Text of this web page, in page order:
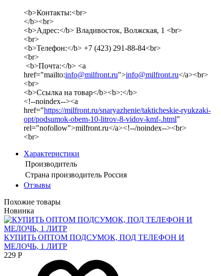
<b>Контакты:<br>
</b><br>
<b>Адрес:</b> Владивосток, Волжская, 1 <br>
<br>
<b>Телефон:</b> +7 (423) 291-88-84<br>
<br>
<b>Почта:</b> <a
href="mailto:info@milfront.ru">info@milfront.ru</a><br>
<br>
<b>Ссылка на товар</b><b>:</b>
<!--noindex--><a
href="https://milfront.ru/snaryazhenie/takticheskie-ryukzaki-
opt/podsumok-obem-10-litrov-8-vidov-kmf-.html"
rel="nofollow">milfront.ru</a><!--/noindex--><br>
<br>
Характеристики
Производитель
Страна производитель Россия
Отзывы
Похожие товары
Новинка
КУПИТЬ ОПТОМ ПОДСУМОК, ПОД ТЕЛЕФОН И
МЕЛОЧЬ, 1 ЛИТР
229 Р